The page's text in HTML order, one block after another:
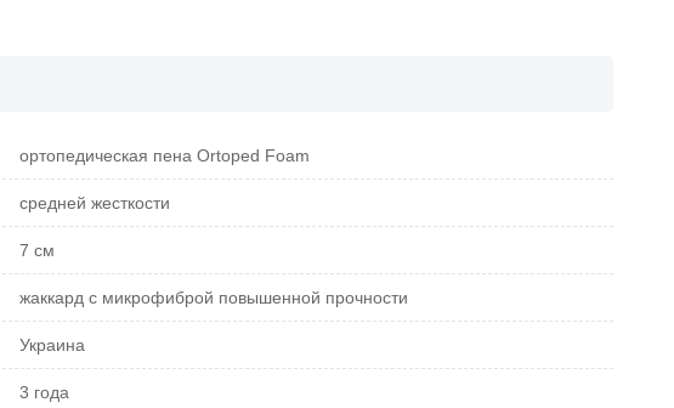
ортопедическая пена Ortoped Foam
средней жесткости
7 см
жаккард с микрофиброй повышенной прочности
Украина
3 года